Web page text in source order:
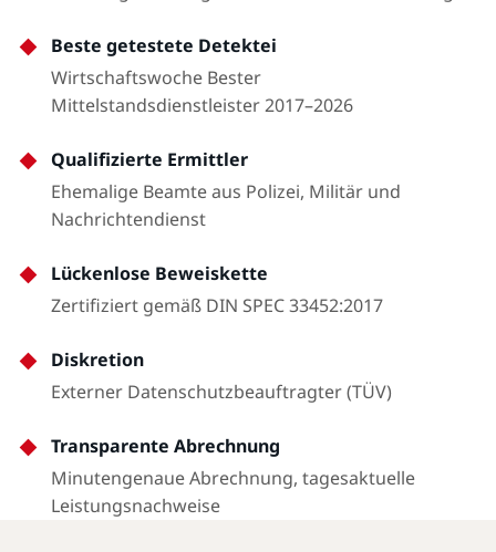
Beste getestete Detektei
Wirtschaftswoche Bester
Mittelstandsdienstleister 2017–2026
Qualifizierte Ermittler
Ehemalige Beamte aus Polizei, Militär und
Nachrichtendienst
Lückenlose Beweiskette
Zertifiziert gemäß DIN SPEC 33452:2017
Diskretion
Externer Datenschutzbeauftragter (TÜV)
Transparente Abrechnung
Minutengenaue Abrechnung, tagesaktuelle
Leistungsnachweise